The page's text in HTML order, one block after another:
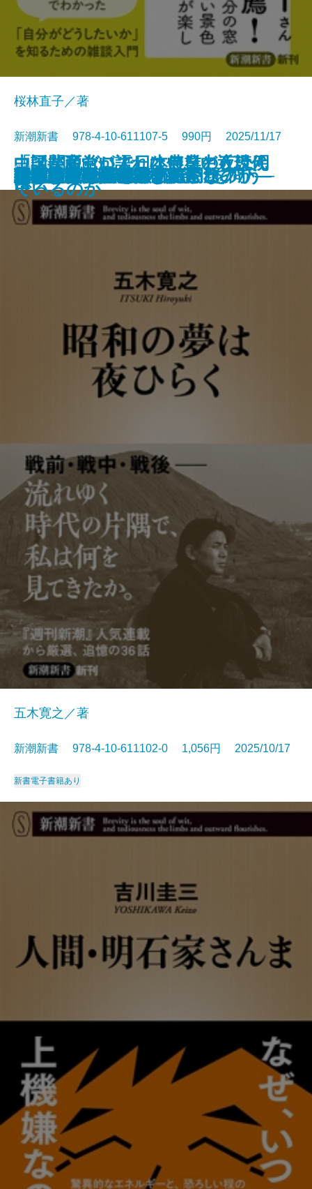
熟睡力
政府破綻
中国共産党が語れない日中近現代
史
死ぬまで元気―88の読むサプリ―
コメ関税ゼロで日本農業の夜は明
ける
日本漁業の不都合な真実
現代お笑い論
知性の復権─「真の保守」を問う─
43歳頂点論
あなたはなぜ雑談が苦手なのか
桜林直子／著
新潮新書 978-4-10-611107-5 990円 2025/11/17
新書電子書籍あり
昭和の夢は夜ひらく
五木寛之／著
新潮新書 978-4-10-611102-0 1,056円 2025/10/17
新書電子書籍あり
人間・明石家さんま
スポーツと賭博
古事記の正体
コメ壊滅
「話が面白い人」は何をどう読ん
でいるのか
おどろきの「クルド人問題」
人はなぜ自分を殺すのか
介護未満の父に起きたこと
ロビンソン酒場漂流記